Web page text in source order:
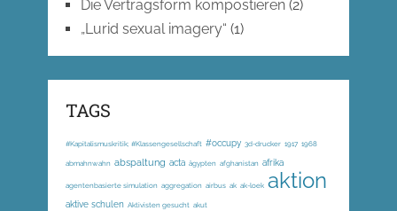
Die Vertragsform kompostieren(2)
„Lurid sexual imagery“ (1)
TAGS
#Kapitalismuskritik; #Klassengesellschaft #occupy 3d-drucker 1917 1968
abmahnwahn abspaltung acta ägypten afghanistan afrika
agentenbasierte simulation aggregation airbus ak ak-loek aktion
aktive schulen Aktivisten gesucht akut